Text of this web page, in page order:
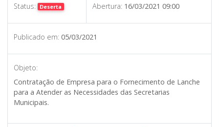
Status: Deserta Abertura: 16/03/2021 09:00
Publicado em: 05/03/2021
Objeto:
Contratação de Empresa para o Fornecimento de Lanche
para a Atender as Necessidades das Secretarias
Municipais.